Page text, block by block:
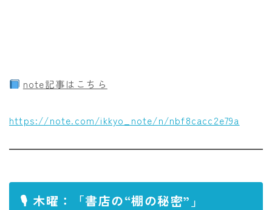
note記事はこちら
https://note.com/ikkyo_note/n/nbf8cacc2e79a
🎙 木曜：「書店の“棚の秘密”」